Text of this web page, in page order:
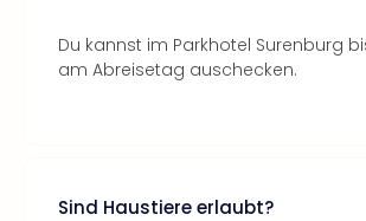
Du kannst im Parkhotel Surenburg
am Abreisetag auschecken.
Sind Haustiere erlaubt?